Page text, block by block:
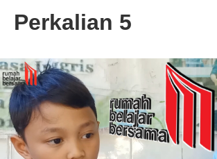
Perkalian 5